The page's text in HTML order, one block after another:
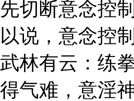
先切断意念控
以说，意念控
武林有云：练
得气难，意淫